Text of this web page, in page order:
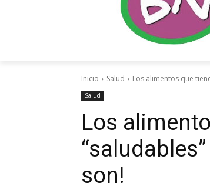
Inicio Salud Los alimentos que
Salud
Los
son!